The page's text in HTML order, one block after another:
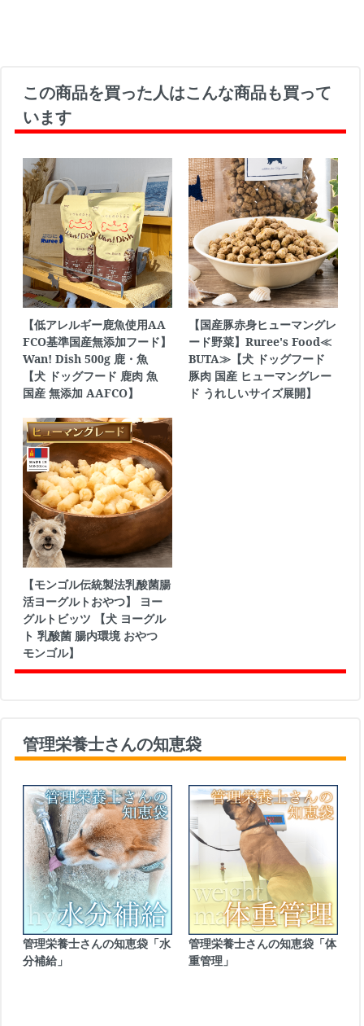
この商品を買った人はこんな商品も買って
います
【低アレルギー鹿魚使用AA
FCO基準国産無添加フード】
Wan! Dish 500g 鹿・魚
【犬 ドッグフード 鹿肉 魚
国産 無添加 AAFCO】
【国産豚赤身ヒューマングレ
ード野菜】Ruree's Food≪
BUTA≫【犬 ドッグフード
豚肉 国産 ヒューマングレー
ド うれしいサイズ展開】
【モンゴル伝統製法乳酸菌腸
活ヨーグルトおやつ】 ヨー
グルトビッツ 【犬 ヨーグル
ト 乳酸菌 腸内環境 おやつ
モンゴル】
管理栄養士さんの知恵袋
管理栄養士さんの知恵袋「水
分補給」
管理栄養士さんの知恵袋「体
重管理」